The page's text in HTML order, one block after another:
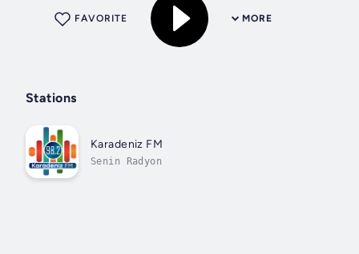
MORE
FAVORITE
Stations
Karadeniz FM
Senin Radyon